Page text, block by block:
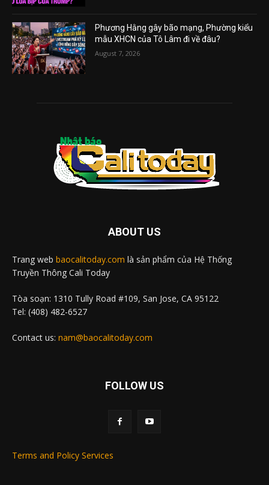
Phương Hằng gây bão mạng, Phường kiểu
mẫu XHCN của Tô Lâm đi về đâu?
August 7, 2026
ABOUT US
Trang web baocalitoday.com là sản phẩm của Hệ Thống
Truyền Thông Cali Today
Tòa soạn: 1310 Tully Road #109, San Jose, CA 95122
Tel: (408) 482-6527
Contact us: nam@baocalitoday.com
FOLLOW US
Terms and Policy Services